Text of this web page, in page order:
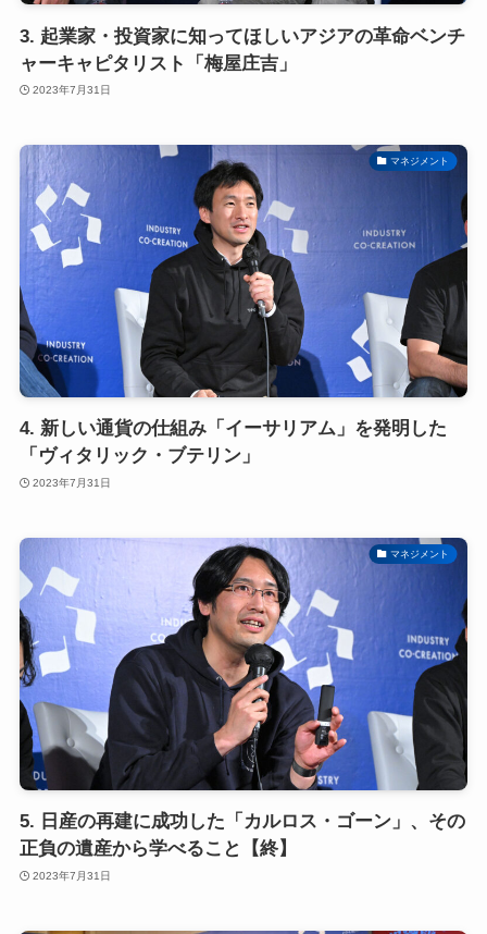
3. 起業家・投資家に知ってほしいアジアの革命ベンチ
ャーキャピタリスト「梅屋庄吉」
2023年7月31日
マネジメント
4. 新しい通貨の仕組み「イーサリアム」を発明した
「ヴィタリック・ブテリン」
2023年7月31日
マネジメント
5. 日産の再建に成功した「カルロス・ゴーン」、その
正負の遺産から学べること【終】
2023年7月31日